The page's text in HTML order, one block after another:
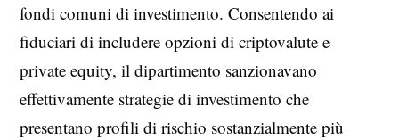
fondi comuni di investimento. Consentendo ai
fiduciari di includere opzioni di criptovalute e
private equity, il dipartimento sanzionavano
effettivamente strategie di investimento che
presentano profili di rischio sostanzialmente più